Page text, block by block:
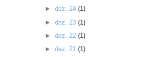
► dez. 24 (1)
► dez. 23 (1)
► dez. 22 (1)
► dez. 21 (1)